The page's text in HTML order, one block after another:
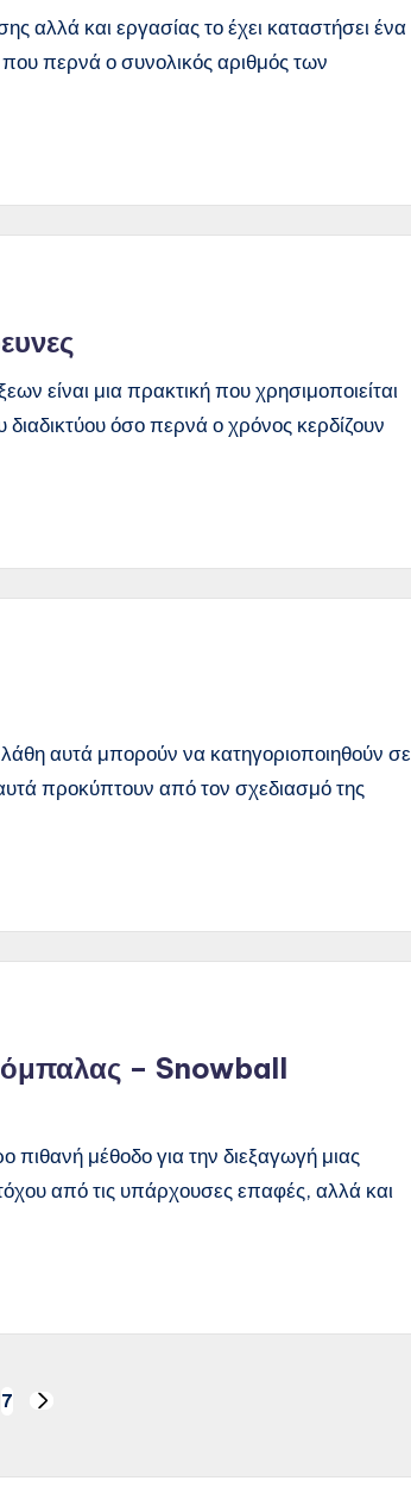
αλλά και εργασίας το έχει καταστήσει ένα
περνά ο συνολικός αριθμός των
είναι μια πρακτική που χρησιμοποιείται
όσο περνά ο χρόνος κερδίζουν
αυτά μπορούν να κατηγοριοποιηθούν σε
προκύπτουν από τον σχεδιασμό της
– Snowball
πιθανή μέθοδο για την διεξαγωγή μιας
από τις υπάρχουσες επαφές, αλλά και
7